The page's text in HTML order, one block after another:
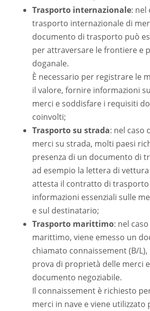
Trasporto internazionale: nel
trasporto internazionale di
documento di trasporto può
per attraversare le frontiere e
doganale.
È necessario per registrare le
il valore, fornire informazioni
merci e soddisfare i requisiti
coinvolti;
Trasporto su strada: nel caso
merci su strada, molti paesi
presenza di un documento di
ad esempio la lettera di vettura
attesta il contratto di trasporto
informazioni essenziali sulle
e sul destinatario;
Trasporto marittimo: nel
marittimo, viene emesso un
chiamato connaissement (B/
prova di proprietà delle merci
documento negoziabile.
Il connaissement è richiesto
merci in nave e viene